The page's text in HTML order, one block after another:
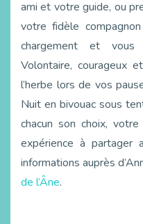
ami et votre guide, ou
votre fidèle
chargement et vous
Volontaire, courageux
l’herbe lors de vos
Nuit en bivouac sous
chacun son choix,
expérience à partager
informations auprès
de l’Âne.